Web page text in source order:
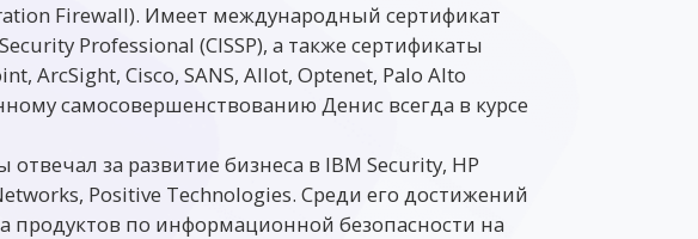
Firewall). Имеет международный сертификат
Professional (CISSP), а также сертификаты
ArcSight, Cisco, SANS, Allot, Optenet, Palo Alto
самосовершенствованию Денис всегда в курсе
за развитие бизнеса в IBM Security, HP
Positive Technologies. Среди его достижений
продуктов по информационной безопасности на